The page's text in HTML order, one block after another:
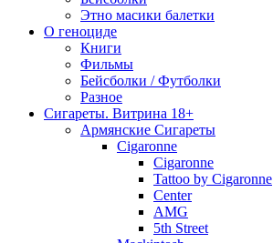
Этно масики балетки
О геноциде
Книги
Фильмы
Бейсболки / Футболки
Разное
Сигареты. Витрина 18+
Армянские Сигареты
Cigaronne
Cigaronne
Tattoo by Cigaronne
Center
AMG
5th Street